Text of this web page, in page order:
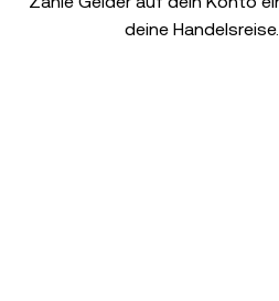
deine Handelsreise.